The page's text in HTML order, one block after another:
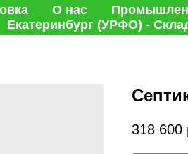
О нас
Екатеринбург (УРФО) -
318 600